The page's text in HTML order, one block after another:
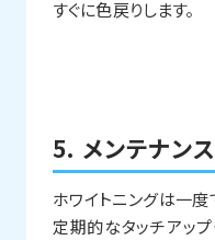
すぐに色戻りします。
5. メンテナン
ホワイトニングは一度
定期的なタッチアッ